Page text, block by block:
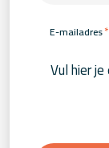
E-mailadres*